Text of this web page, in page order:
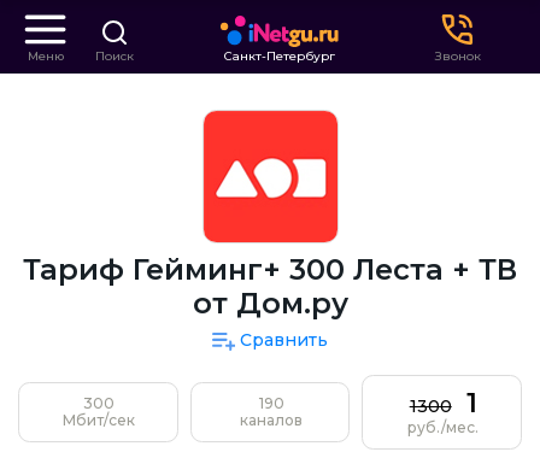
Меню Поиск Санкт-Петербург Звонок
Тариф Гейминг+ 300 Леста + ТВ
от Дом.ру
Сравнить
300
Мбит/сек
190
каналов
1300 1
руб./мес.